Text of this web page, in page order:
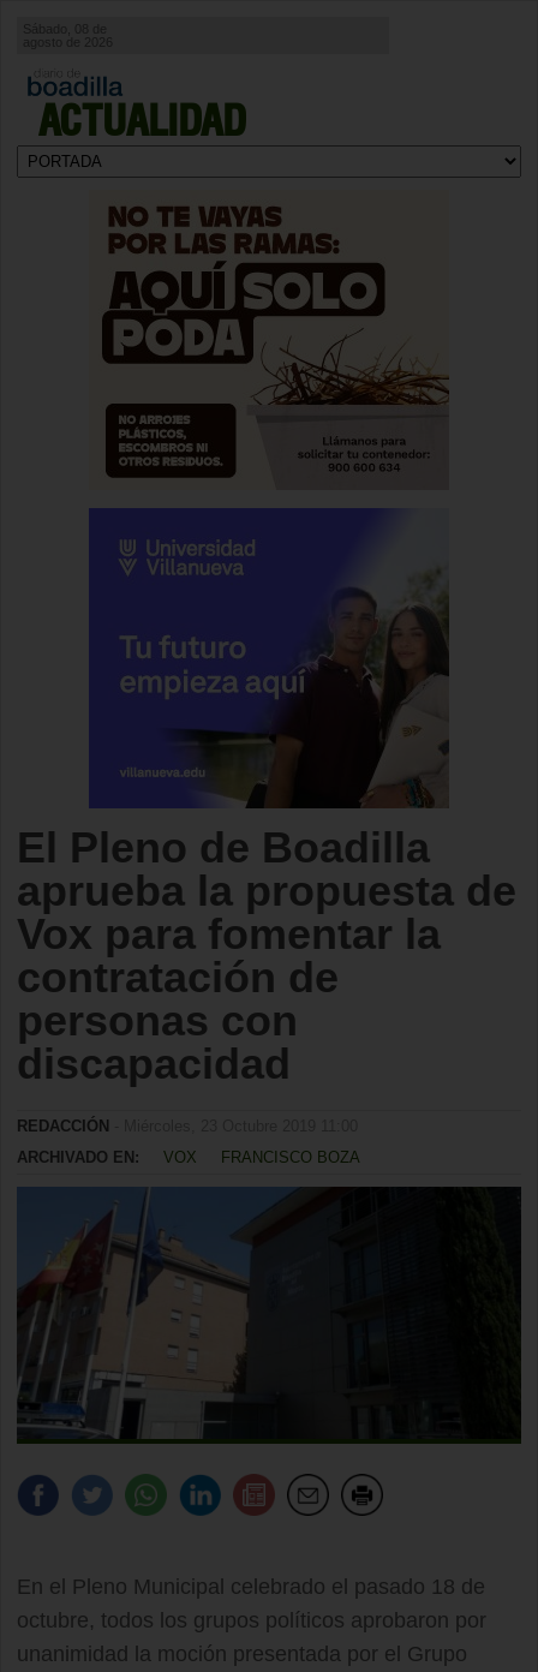
ACTUALIDAD
Sábado, 08 de
agosto de 2026
El Pleno de Boadilla
aprueba la propuesta de
Vox para fomentar la
contratación de
personas con
discapacidad
REDACCIÓN
ARCHIVADO EN:
VOX FRANCISCO BOZA
En el Pleno Municipal celebrado el pasado 18 de
octubre, todos los grupos políticos aprobaron por
unanimidad la moción presentada por el Grupo